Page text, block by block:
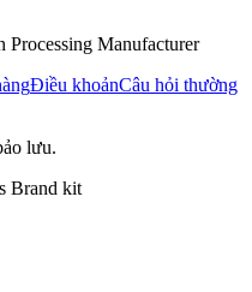
Processing Manufacturer
Điều khoảnCâu hỏi thường
lưu.
Brand kit